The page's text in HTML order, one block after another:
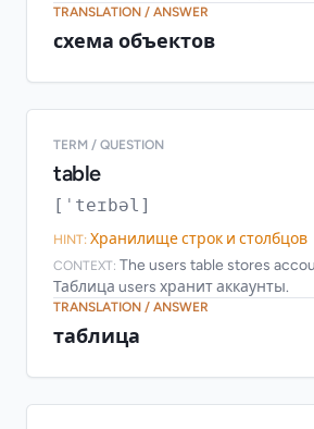
TRANSLATION / ANSWER
схема объектов
TERM / QUESTION
table
[ˈteɪbəl]
HINT: Хранилище строк и столбцов
CONTEXT: The users table stores
Таблица users хранит аккаунты.
TRANSLATION / ANSWER
таблица